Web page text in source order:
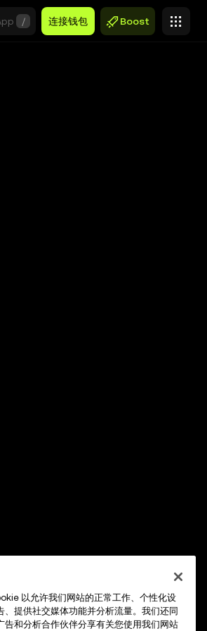
/ 连接钱包 Boost
以允许我们网站的正常工作、个性化设
、提供社交媒体功能并分析流量。我们还同
告和分析合作伙伴分享有关您使用我们网站